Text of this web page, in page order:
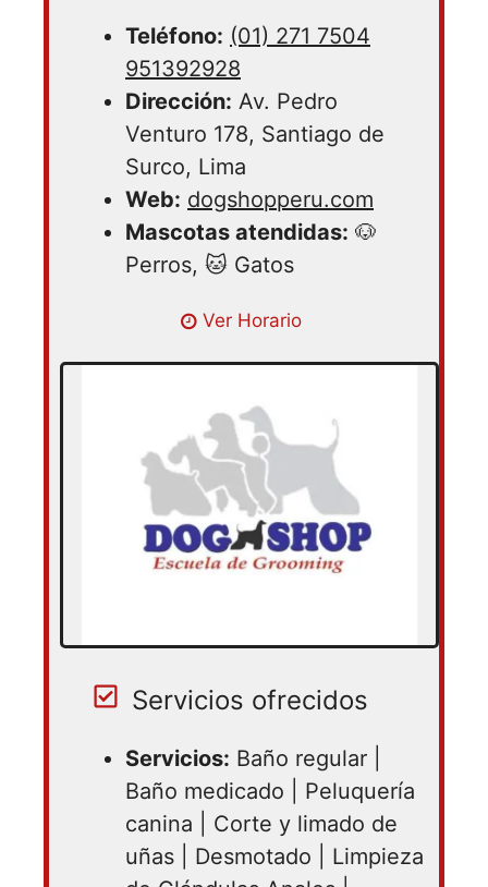
Teléfono: (01) 271 7504
951392928
Dirección: Av. Pedro
Venturo 178, Santiago de
Surco, Lima
Web: dogshopperu.com
Mascotas atendidas: 🐶
Perros, 🐱 Gatos
Ver Horario
Servicios ofrecidos
Servicios: Baño regular |
Baño medicado | Peluquería
canina | Corte y limado de
uñas | Desmotado | Limpieza